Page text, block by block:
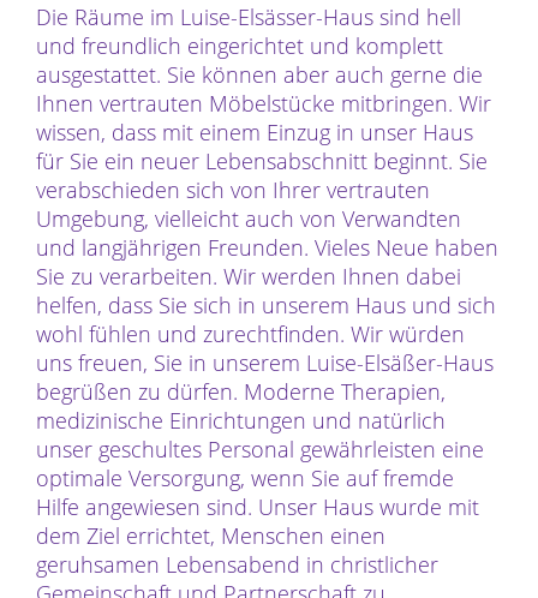
Die Räume im Luise-Elsässer-Haus sind hell
und freundlich eingerichtet und komplett
ausgestattet. Sie können aber auch gerne die
Ihnen vertrauten Möbelstücke mitbringen. Wir
wissen, dass mit einem Einzug in unser Haus
für Sie ein neuer Lebensabschnitt beginnt. Sie
verabschieden sich von Ihrer vertrauten
Umgebung, vielleicht auch von Verwandten
und langjährigen Freunden. Vieles Neue haben
Sie zu verarbeiten. Wir werden Ihnen dabei
helfen, dass Sie sich in unserem Haus und sich
wohl fühlen und zurechtfinden. Wir würden
uns freuen, Sie in unserem Luise-Elsäßer-Haus
begrüßen zu dürfen. Moderne Therapien,
medizinische Einrichtungen und natürlich
unser geschultes Personal gewährleisten eine
optimale Versorgung, wenn Sie auf fremde
Hilfe angewiesen sind. Unser Haus wurde mit
dem Ziel errichtet, Menschen einen
geruhsamen Lebensabend in christlicher